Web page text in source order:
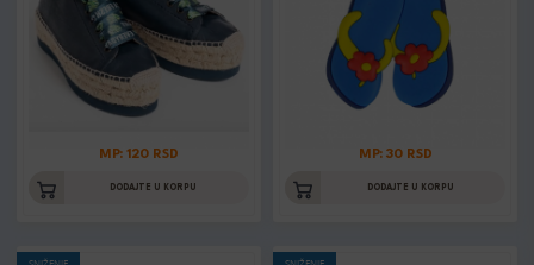
MP: 120 RSD
DODAJTE U KORPU
MP: 30 RSD
DODAJTE U KORPU